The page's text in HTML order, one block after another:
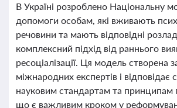
В Україні розроблено Національну
допомоги особам, які вживають
речовини та мають відповідні
комплексний підхід від раннього
ресоціалізації. Ця модель створена
міжнародних експертів і відповідає
науковим стандартам та
що є важливим кроком у